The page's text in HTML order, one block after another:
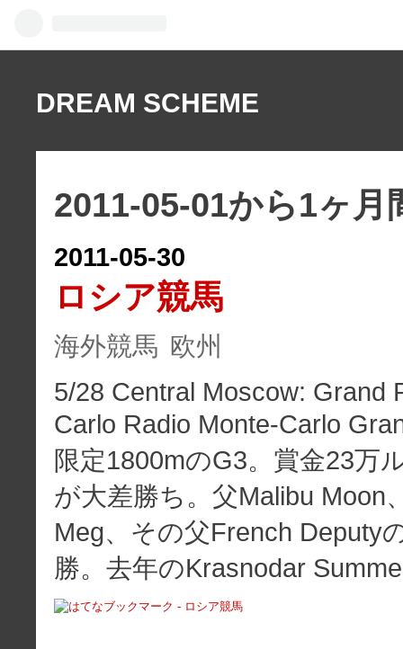
DREAM SCHEME
2011-05-01から1ヶ月
2011-05-30
ロシア競馬
海外競馬 欧州
5/28 Central Moscow: Grand
Carlo Radio Monte-Carlo
限定1800mのG3。賞金23万
が大差勝ち。父Malibu Moon
Meg、その父French Deputy
勝。去年のKrasnodar